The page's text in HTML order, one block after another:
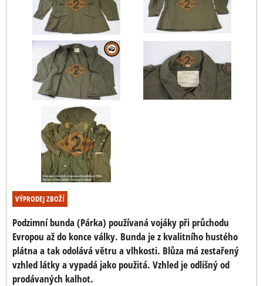
VÝPRODEJ ZBOŽÍ
Podzimní bunda (Párka) používaná vojáky při průchodu
Evropou až do konce války. Bunda je z kvalitního hustého
plátna a tak odolává větru a vlhkosti. Blůza má zestařený
vzhled látky a vypadá jako použitá. Vzhled je odlišný od
prodávaných kalhot.